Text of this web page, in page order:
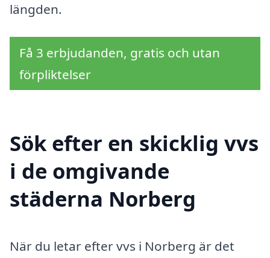
längden.
Få 3 erbjudanden, gratis och utan
förpliktelser
Sök efter en skicklig vvs
i de omgivande
städerna Norberg
När du letar efter vvs i Norberg är det